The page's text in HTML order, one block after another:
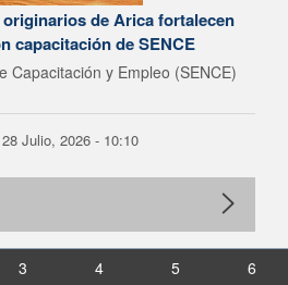
de Arica fortalecen
capacitación de SENCE
Capacitación y Empleo (SENCE)
Julio, 2026 - 10:10
3 4 5
6